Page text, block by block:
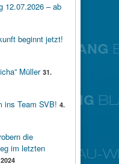
12.07.2026 – ab
beginnt jetzt!
Müller 31.
ins Team SVB! 4.
die
im letzten